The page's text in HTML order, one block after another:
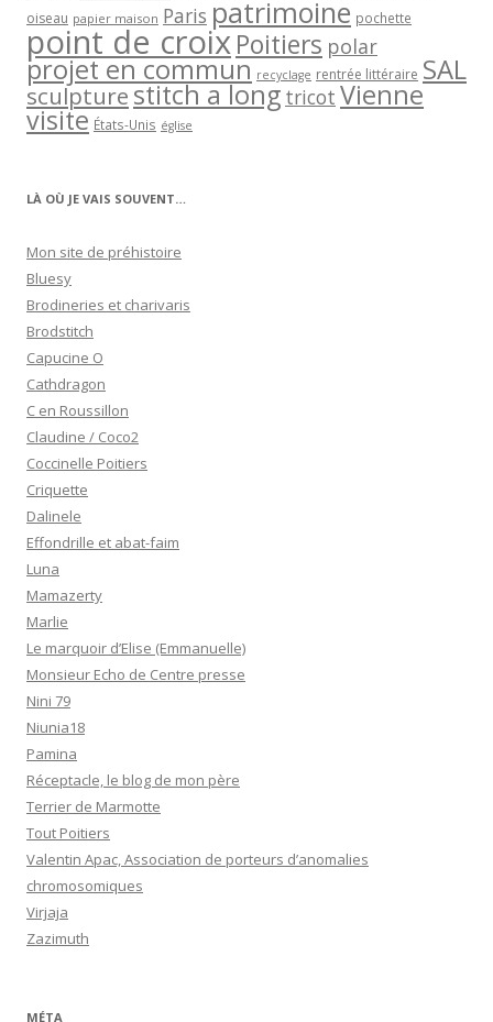
oiseau papier maison Paris patrimoine pochette
point de croixPoitiers polar
projet en commun recyclage rentrée littéraire SAL
sculpturestitch a long tricot Vienne
visite États-Unis église
LÀ OÙ JE VAIS SOUVENT…
Mon site de préhistoire
Bluesy
Brodineries et charivaris
Brodstitch
Capucine O
Cathdragon
C en Roussillon
Claudine / Coco2
Coccinelle Poitiers
Criquette
Dalinele
Effondrille et abat-faim
Luna
Mamazerty
Marlie
Le marquoir d’Elise (Emmanuelle)
Monsieur Echo de Centre presse
Nini 79
Niunia18
Pamina
Réceptacle, le blog de mon père
Terrier de Marmotte
Tout Poitiers
Valentin Apac, Association de porteurs d’anomalies
chromosomiques
Virjaja
Zazimuth
MÉTA